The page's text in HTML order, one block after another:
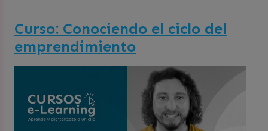
Curso: Conociendo el ciclo del
emprendimiento